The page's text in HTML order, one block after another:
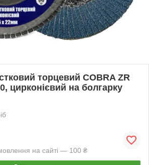
торцевий COBRA ZR
цирконієвий на болгарку
на сайті — 100 ₴